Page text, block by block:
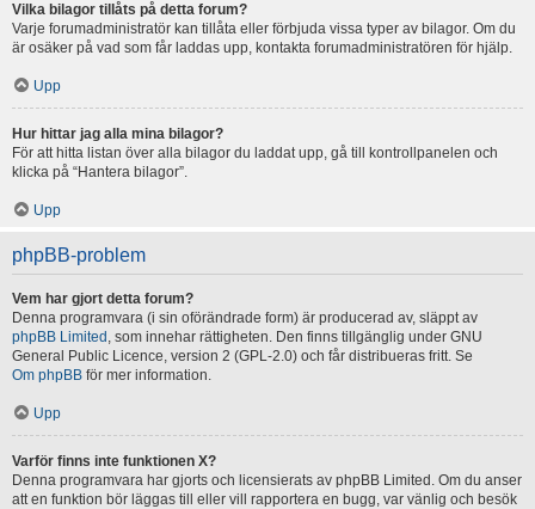
Vilka bilagor tillåts på detta forum?
Varje forumadministratör kan tillåta eller förbjuda vissa typer av bilagor. Om du
är osäker på vad som får laddas upp, kontakta forumadministratören för hjälp.
Upp
Hur hittar jag alla mina bilagor?
För att hitta listan över alla bilagor du laddat upp, gå till kontrollpanelen och
klicka på “Hantera bilagor”.
Upp
phpBB-problem
Vem har gjort detta forum?
Denna programvara (i sin oförändrade form) är producerad av, släppt av
phpBB Limited , som innehar rättigheten. Den finns tillgänglig under GNU
General Public Licence, version 2 (GPL-2.0) och får distribueras fritt. Se
Om phpBB för mer information.
Upp
Varför finns inte funktionen X?
Denna programvara har gjorts och licensierats av phpBB Limited. Om du anser
att en funktion bör läggas till eller vill rapportera en bugg, var vänlig och besök